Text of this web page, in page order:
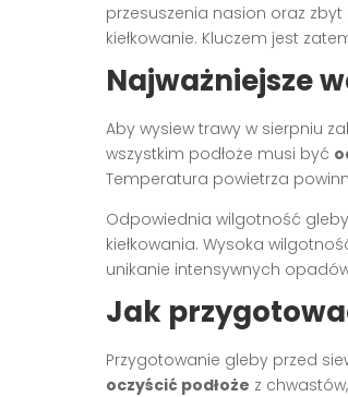
przesuszenia nasion oraz
kiełkowanie. Kluczem jest
Najważniejsze
Aby wysiew trawy w sierpniu
wszystkim podłoże musi być
Temperatura powietrza
Odpowiednia wilgotność
kiełkowania. Wysoka
unikanie intensywnych
Jak
Przygotowanie gleby przed
oczyścić podłoże z